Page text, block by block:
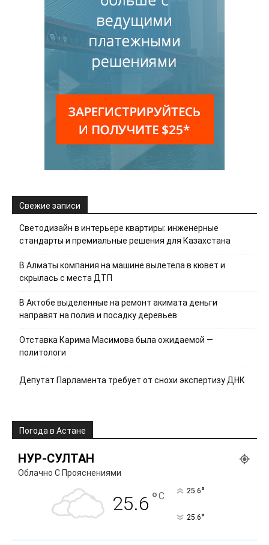
Свежие записи
Светодизайн в интерьере квартиры: инженерные
стандарты и премиальные решения для Казахстана
В Алматы компания на машине вылетела в кювет и
скрылась с места ДТП
В Актобе выделенные на ремонт акимата деньги
направят на полив и посадку деревьев
Отставка Карима Масимова была ожидаемой —
политологи
Депутат Парламента требует от снохи экспертизу ДНК
Погода в Астане
НУР-СУЛТАН
Облачно С Прояснениями
25.6 °C 25.6°
25.6°